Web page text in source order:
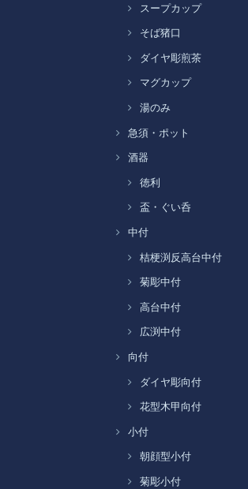
スープカップ
そば猪口
ダイヤ彫煎茶
マグカップ
湯のみ
急須・ポット
酒器
徳利
盃・ぐい呑
中付
桔梗渕反高台中付
菊彫中付
高台中付
広渕中付
向付
ダイヤ彫向付
花型木甲向付
小付
朝顔型小付
菊彫小付